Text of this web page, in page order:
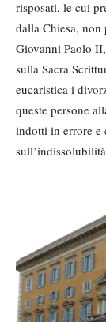
risposati, le cui
dalla Chiesa, non
Giovanni Paolo
sulla Sacra
eucaristica i
queste persone
indotti in errore e